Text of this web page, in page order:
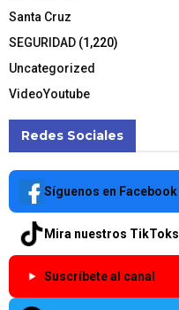
Santa Cruz
SEGURIDAD (1,220)
Uncategorized
VideoYoutube
Redes Sociales
Síguenos en Facebook
Mira nuestros TikToks
Suscríbete al canal